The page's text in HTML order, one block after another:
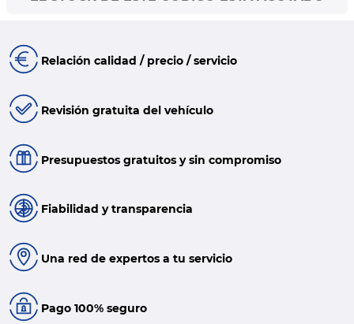
Relación calidad / precio / servicio
Revisión gratuita del vehículo
Presupuestos gratuitos y sin compromiso
Fiabilidad y transparencia
Una red de expertos a tu servicio
Pago 100% seguro